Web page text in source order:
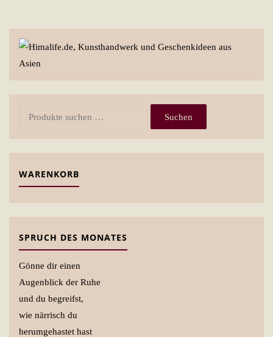
Suchen
WARENKORB
SPRUCH DES MONATES
Gönne dir einen
Augenblick der Ruhe
und du begreifst,
wie närrisch du
herumgehastet hast